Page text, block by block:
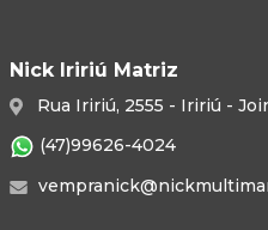
Nick Iririú Matriz
Rua Iririú, 2555 - Iririú -
(47)99626-4024